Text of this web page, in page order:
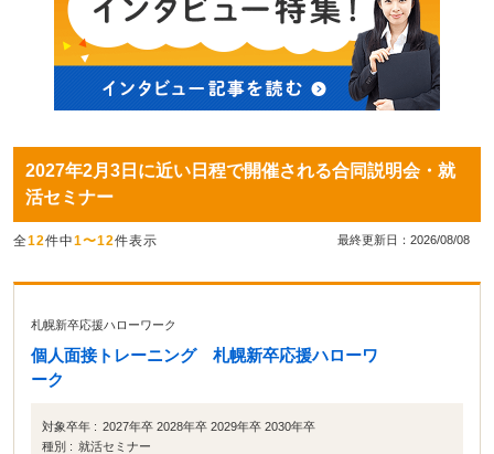
2027年2月3日に近い日程で開催される合同説明会・就
活セミナー
全12件中1〜12件表示 最終更新日：2026/08/08
札幌新卒応援ハローワーク
個人面接トレーニング 札幌新卒応援ハローワ
ーク
対象卒年 : 2027年卒 2028年卒 2029年卒 2030年卒
種別 : 就活セミナー